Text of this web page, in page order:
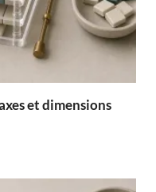
et dimensions